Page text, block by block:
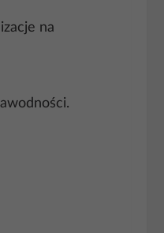
na